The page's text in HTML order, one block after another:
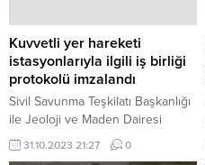
Kuvvetli yer hareketi
istasyonlarıyla ilgili iş birliği
protokolü imzalandı
Sivil Savunma Teşkilatı Başkanlığı
ile Jeoloji ve Maden Dairesi
arasında, kuvvetli yer hareketi
istasyonlarının devri, bakımı ve
31.10.2023 21:27 0